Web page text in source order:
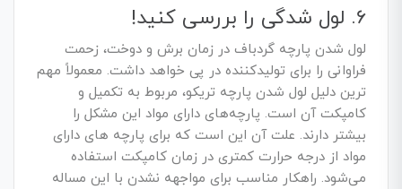
6. لول شدگی را بررسی کنید!
لول شدن پارچه گردباف در زمان برش و دوخت، زحمت
فراوانی را برای تولیدکننده در پی خواهد داشت. معمولاً مهم
ترین دلیل لول شدن پارچه تریکو، مربوط به تکمیل و
کامپکت آن است. پارچه‌های دارای مواد این مشکل را
بیشتر دارند. علت آن این است که برای پارچه های دارای
مواد از درجه حرارت کمتری در زمان کامپکت استفاده
می‌شود. راهکار مناسب برای مواجهه نشدن با این مساله